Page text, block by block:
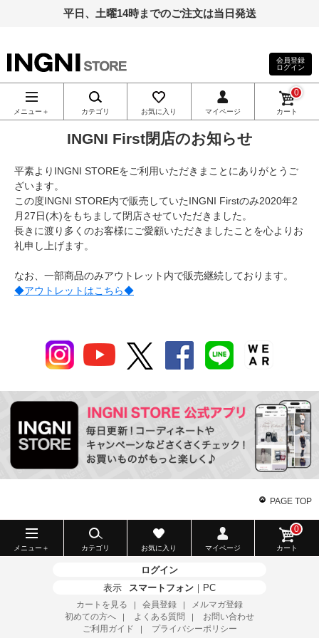
平日、土曜14時までのご注文は当日発送
INGNI（イン
グ）公式通
販｜INGNI
STORE
会員登録
ログイン
メニュー＋ カテゴリ お気に入り マイページ カート
0
INGNI First閉店のお知らせ
平素よりINGNI STOREをご利用いただきまことにありがとうご
ざいます。
この度INGNI STORE内で販売していたINGNI Firstのみ2020年2
月27日(木)をもちまして閉店させていただきました。
長きに渡り多くのお客様にご愛顧いただきましたことを心よりお
礼申し上げます。
なお、一部商品のみアウトレット内で販売継続しております。
◆アウトレットはこちら◆
PAGE TOP
メニュー＋ カテゴリ お気に入り マイページ カート
0
ログイン
表示
スマートフォン ｜ PC
カートを見る ｜ 会員登録 ｜
メルマガ登録
初めての方へ
｜ よくある質問 ｜
お問い合わせ
ご利用ガイド
プライバシーポリシー